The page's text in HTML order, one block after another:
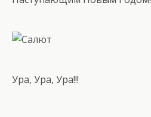
Ура, Ура, Ура!!!